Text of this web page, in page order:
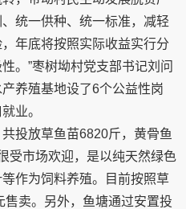
统一供种、统一标准，减轻
年底将按照实际收益实行分
。”枣树坳村党支部书记刘问
养殖基地设了6个公益性岗
业。
投放草鱼苗6820斤，黄骨鱼
受市场欢迎，是以纯天然绿色
作为饲料养殖。目前按照草
卖。另外，鱼塘通过安置投